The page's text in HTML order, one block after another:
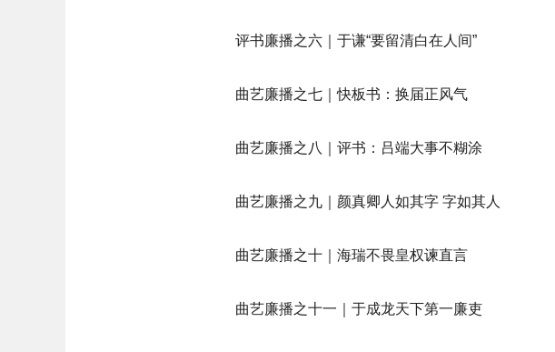
评书廉播之六｜于谦“要留清白在人间”
曲艺廉播之七｜快板书：换届正风气
曲艺廉播之八｜评书：吕端大事不糊涂
曲艺廉播之九｜颜真卿人如其字 字如其人
曲艺廉播之十｜海瑞不畏皇权谏直言
曲艺廉播之十一｜于成龙天下第一廉吏